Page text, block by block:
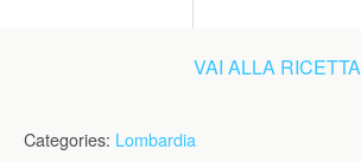
VAI ALLA
Categories: Lombardia